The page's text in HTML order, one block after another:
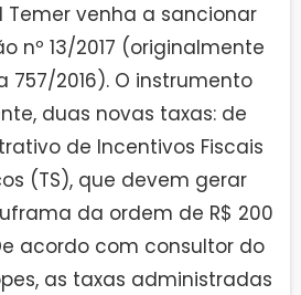
Temer venha a sancionar
nº 13/2017 (originalmente
757/2016). O instrumento
duas novas taxas: de
de Incentivos Fiscais
(TS), que devem gerar
da ordem de R$ 200
acordo com consultor do
as taxas administradas